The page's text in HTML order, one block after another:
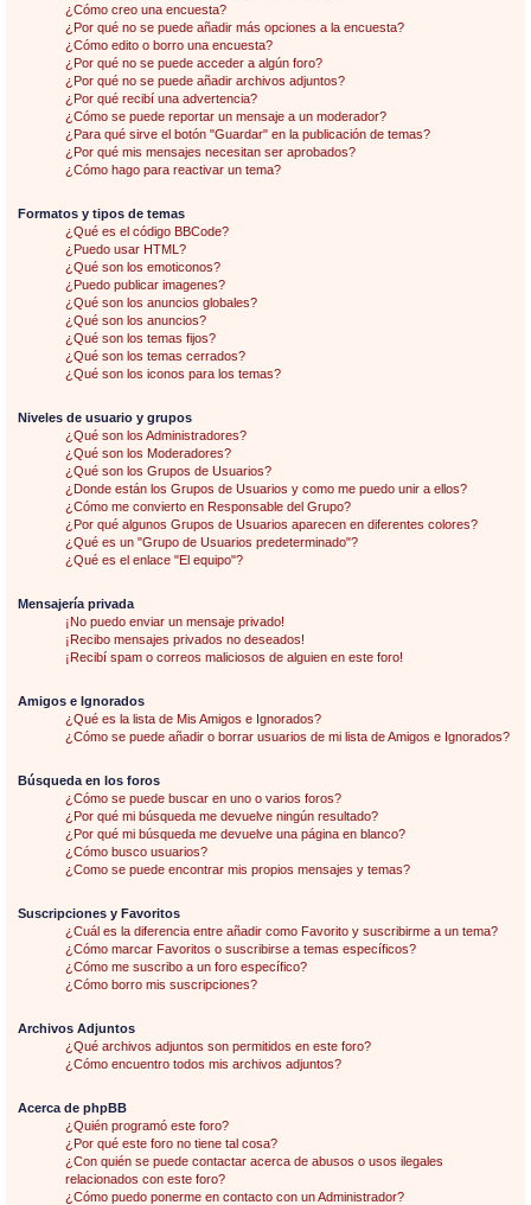
¿Cómo creo una encuesta?
¿Por qué no se puede añadir más opciones a la encuesta?
¿Cómo edito o borro una encuesta?
¿Por qué no se puede acceder a algún foro?
¿Por qué no se puede añadir archivos adjuntos?
¿Por qué recibí una advertencia?
¿Cómo se puede reportar un mensaje a un moderador?
¿Para qué sirve el botón "Guardar" en la publicación de temas?
¿Por qué mis mensajes necesitan ser aprobados?
¿Cómo hago para reactivar un tema?
Formatos y tipos de temas
¿Qué es el código BBCode?
¿Puedo usar HTML?
¿Qué son los emoticonos?
¿Puedo publicar imagenes?
¿Qué son los anuncios globales?
¿Qué son los anuncios?
¿Qué son los temas fijos?
¿Qué son los temas cerrados?
¿Qué son los iconos para los temas?
Niveles de usuario y grupos
¿Qué son los Administradores?
¿Qué son los Moderadores?
¿Qué son los Grupos de Usuarios?
¿Donde están los Grupos de Usuarios y como me puedo unir a ellos?
¿Cómo me convierto en Responsable del Grupo?
¿Por qué algunos Grupos de Usuarios aparecen en diferentes colores?
¿Qué es un "Grupo de Usuarios predeterminado"?
¿Qué es el enlace "El equipo"?
Mensajería privada
¡No puedo enviar un mensaje privado!
¡Recibo mensajes privados no deseados!
¡Recibí spam o correos maliciosos de alguien en este foro!
Amigos e Ignorados
¿Qué es la lista de Mis Amigos e Ignorados?
¿Cómo se puede añadir o borrar usuarios de mi lista de Amigos e Ignorados?
Búsqueda en los foros
¿Cómo se puede buscar en uno o varios foros?
¿Por qué mi búsqueda me devuelve ningún resultado?
¿Por qué mi búsqueda me devuelve una página en blanco?
¿Cómo busco usuarios?
¿Como se puede encontrar mis propios mensajes y temas?
Suscripciones y Favoritos
¿Cuál es la diferencia entre añadir como Favorito y suscribirme a un tema?
¿Cómo marcar Favoritos o suscribirse a temas específicos?
¿Cómo me suscribo a un foro específico?
¿Cómo borro mis suscripciones?
Archivos Adjuntos
¿Qué archivos adjuntos son permitidos en este foro?
¿Cómo encuentro todos mis archivos adjuntos?
Acerca de phpBB
¿Quién programó este foro?
¿Por qué este foro no tiene tal cosa?
¿Con quién se puede contactar acerca de abusos o usos ilegales
relacionados con este foro?
¿Cómo puedo ponerme en contacto con un Administrador?